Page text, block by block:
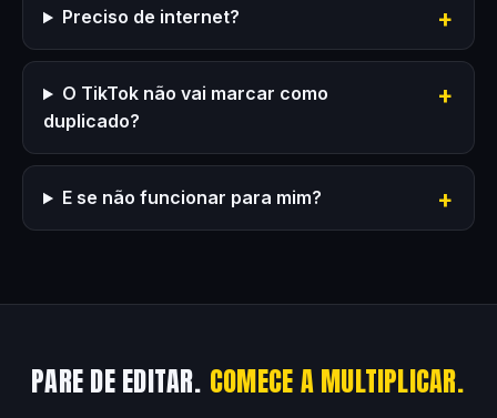
Preciso de internet?
O TikTok não vai marcar como
duplicado?
E se não funcionar para mim?
PARE DE EDITAR. COMECE A MULTIPLICAR.